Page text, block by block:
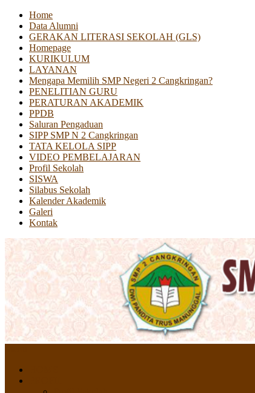
Home
Data Alumni
GERAKAN LITERASI SEKOLAH (GLS)
Homepage
KURIKULUM
LAYANAN
Mengapa Memilih SMP Negeri 2 Cangkringan?
PENELITIAN GURU
PERATURAN AKADEMIK
PPDB
Saluran Pengaduan
SIPP SMP N 2 Cangkringan
TATA KELOLA SIPP
VIDEO PEMBELAJARAN
Profil Sekolah
SISWA
Silabus Sekolah
Kalender Akademik
Galeri
Kontak